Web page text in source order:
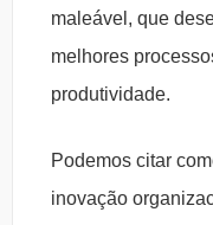
maleável, que
melhores
produtividade.
Podemos citar
inovação